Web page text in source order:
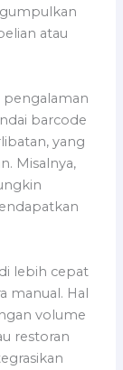
atau
barcode
yang
Misalnya,
lebih cepat
manual. Hal
volume
restoran